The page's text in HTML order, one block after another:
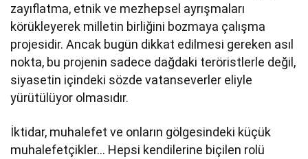
zayıflatma, etnik ve mezhepsel ayrışmaları
körükleyerek milletin birliğini bozmaya çalışma
projesidir. Ancak bugün dikkat edilmesi gereken asıl
nokta, bu projenin sadece dağdaki teröristlerle değil,
siyasetin içindeki sözde vatanseverler eliyle
yürütülüyor olmasıdır.
İktidar, muhalefet ve onların gölgesindeki küçük
muhalefetçikler… Hepsi kendilerine biçilen rolü